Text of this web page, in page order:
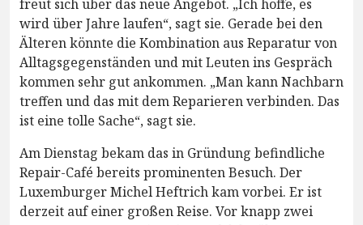
freut sich über das neue Angebot. „Ich hoffe, es
wird über Jahre laufen“, sagt sie. Gerade bei den
Älteren könnte die Kombination aus Reparatur von
Alltagsgegenständen und mit Leuten ins Gespräch
kommen sehr gut ankommen. „Man kann Nachbarn
treffen und das mit dem Reparieren verbinden. Das
ist eine tolle Sache“, sagt sie.
Am Dienstag bekam das in Gründung befindliche
Repair-Café bereits prominenten Besuch. Der
Luxemburger Michel Heftrich kam vorbei. Er ist
derzeit auf einer großen Reise. Vor knapp zwei